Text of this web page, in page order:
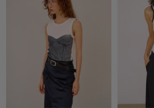
HOKA ONEONE
ホカ オネオネ